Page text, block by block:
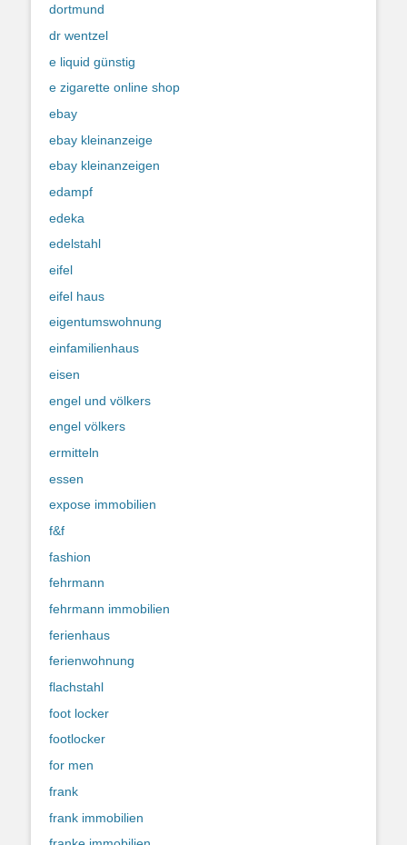
dortmund
dr wentzel
e liquid günstig
e zigarette online shop
ebay
ebay kleinanzeige
ebay kleinanzeigen
edampf
edeka
edelstahl
eifel
eifel haus
eigentumswohnung
einfamilienhaus
eisen
engel und völkers
engel völkers
ermitteln
essen
expose immobilien
f&f
fashion
fehrmann
fehrmann immobilien
ferienhaus
ferienwohnung
flachstahl
foot locker
footlocker
for men
frank
frank immobilien